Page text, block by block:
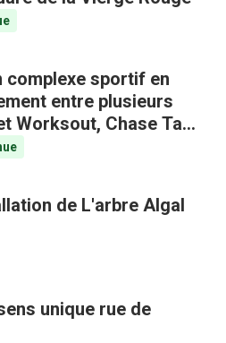
complexe sportif en
entre plusieurs
Worksout, Chase Tag,
de L'arbre Algal
unique rue de